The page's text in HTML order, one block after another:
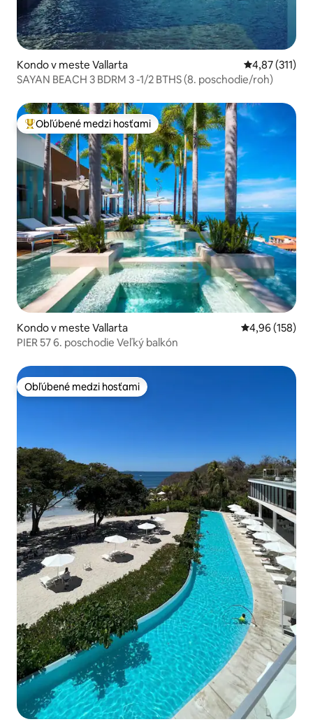
Kondo v meste Vallarta Priemerné
4,87 (311)
SAYAN BEACH 3 BDRM 3 -1/2 BTHS (8. poschodie/roh)
Najobľúbenejšie medzi hosťami
Obľúbené medzi hosťami
Kondo v meste Vallarta Priemerné
4,96 (158)
PIER 57 6. poschodie Veľký balkón
Obľúbené medzi hosťami
Obľúbené medzi hosťami